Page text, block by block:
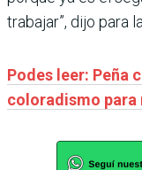
trabajar”, dijo para
Podes leer: Peña
coloradismo para